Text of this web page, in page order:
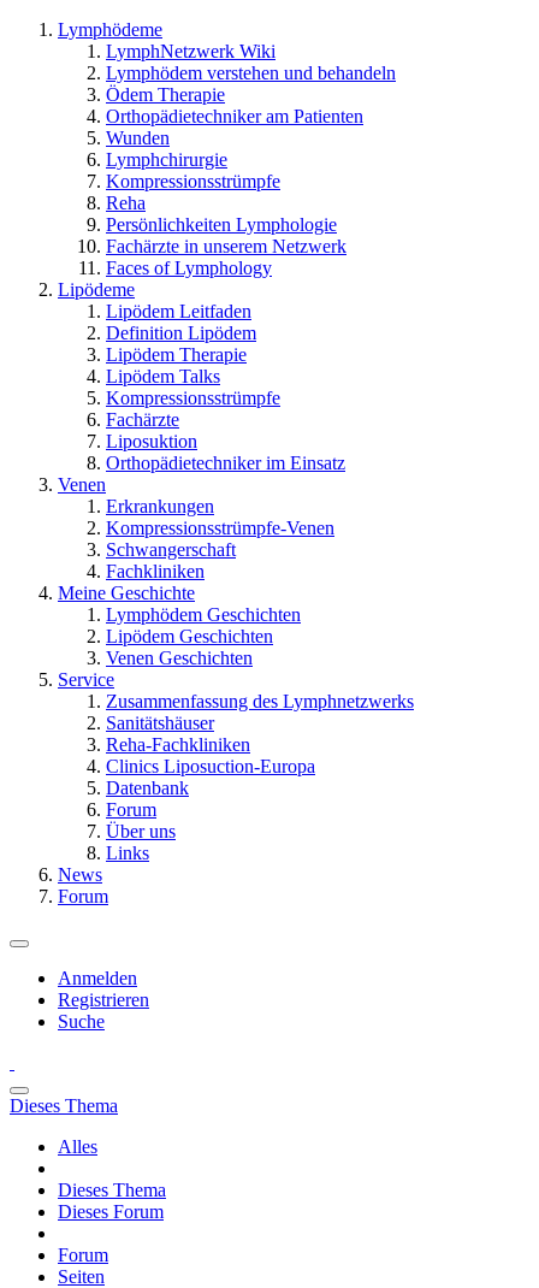
Lymphödeme
LymphNetzwerk Wiki
Lymphödem verstehen und behandeln
Ödem Therapie
Orthopädietechniker am Patienten
Wunden
Lymphchirurgie
Kompressionsstrümpfe
Reha
Persönlichkeiten Lymphologie
Fachärzte in unserem Netzwerk
Faces of Lymphology
Lipödeme
Lipödem Leitfaden
Definition Lipödem
Lipödem Therapie
Lipödem Talks
Kompressionsstrümpfe
Fachärzte
Liposuktion
Orthopädietechniker im Einsatz
Venen
Erkrankungen
Kompressionsstrümpfe-Venen
Schwangerschaft
Fachkliniken
Meine Geschichte
Lymphödem Geschichten
Lipödem Geschichten
Venen Geschichten
Service
Zusammenfassung des Lymphnetzwerks
Sanitätshäuser
Reha-Fachkliniken
Clinics Liposuction-Europa
Datenbank
Forum
Über uns
Links
News
Forum
Anmelden
Registrieren
Suche
Dieses Thema
Alles
Dieses Thema
Dieses Forum
Forum
Seiten